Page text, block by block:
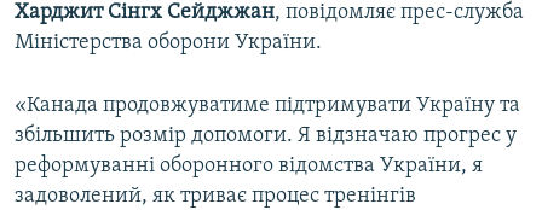
Харджит Сінгх Сейджжан, повідомляє прес-служба
Міністерства оборони України.
«Канада продовжуватиме підтримувати Україну та
збільшить розмір допомоги. Я відзначаю прогрес у
реформуванні оборонного відомства України, я
задоволений, як триває процес тренінгів